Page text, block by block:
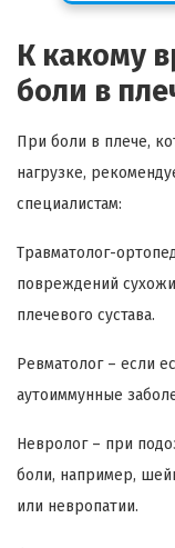
К какому
боли в
При боли в плече,
нагрузке,
специалистам:
Травматолог-
повреждений
плечевого сустава.
Ревматолог – если
аутоиммунные
Невролог – при
боли, например,
или невропатии.